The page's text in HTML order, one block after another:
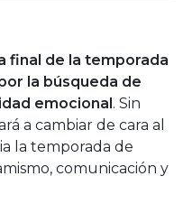
final de la temporada
la búsqueda de
emocional . Sin
a cambiar de cara al
la temporada de
comunicación y